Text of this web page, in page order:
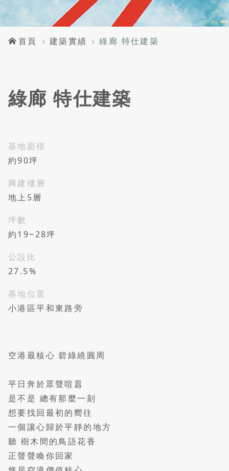
首頁 建築實績 綠廊 特仕建築
綠廊 特仕建築
基地面積
約90坪
興建樓層
地上5層
坪數
約19~28坪
公設比
27.5%
基地位置
小港區平和東路旁
空港最核心 碧綠繞圓周
平日奔於眾聲喧囂
是不是 總有那麼一刻
想要找回最初的嚮往
一個讓心歸於平靜的地方
聽 樹木間的鳥語花香
正聲聲喚你回家